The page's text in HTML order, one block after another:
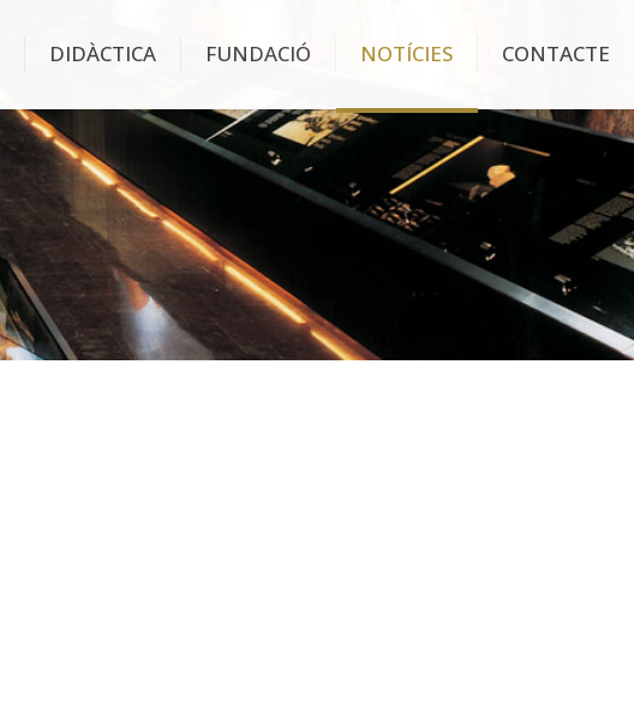
DIDÀCTICA FUNDACIÓ NOTÍCIES CONTACTE